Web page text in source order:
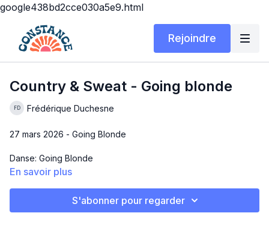
google438bd2cce030a5e9.html
Rejoindre
Country & Sweat - Going blonde
Frédérique Duchesne
27 mars 2026 - Going Blonde
Danse: Going Blonde
Matériel: Rien juste ta belle énergie :)
En savoir plus
S'abonner pour regarder